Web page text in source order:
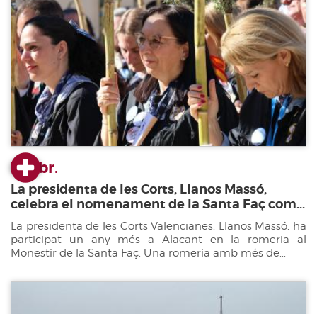
16 abr.
La presidenta de les Corts, Llanos Massó,
celebra el nomenament de la Santa Faç com...
La presidenta de les Corts Valencianes, Llanos Massó, ha
participat un any més a Alacant en la romeria al
Monestir de la Santa Faç. Una romeria amb més de...